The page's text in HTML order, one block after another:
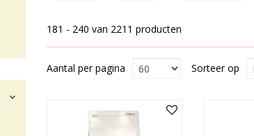
181 - 240 van 2211 producten
Aantal per pagina Sorteer op